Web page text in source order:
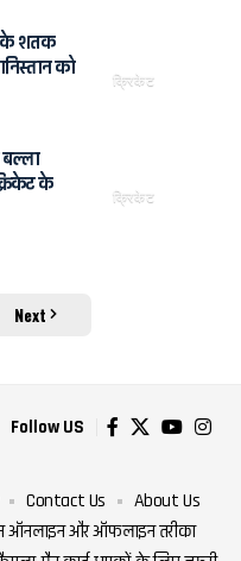
क्रिकेट
के शतक
को
क्रिकेट
के
Next
Follow US
Contact Us
About Us
ऑनलाइन और ऑफलाइन तरीका